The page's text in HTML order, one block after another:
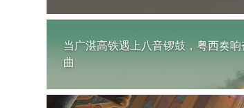
当广湛高铁遇上八音锣鼓，粤西奏响
曲